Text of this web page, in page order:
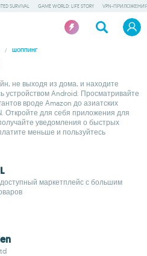
SURVIVAL GAME WORLD: LIFE STORY VPN-
/ ШОППИНГ
не выходя из дома, и находите
устройством Android. Просматривайте
вроде Amazon до азиатских
Откройте для себя приложения для
уведомления о быстрых
меньше и пользуйтесь
маркетплейс с большим